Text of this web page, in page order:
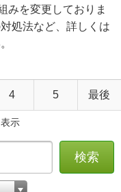
みを変更しておりま
処法など、詳しくは
4 5 最後
示
検索